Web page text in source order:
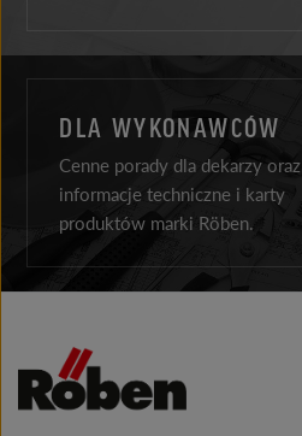
DLA WYKONAWCÓW
Cenne porady dla dekarzy oraz
informacje techniczne i karty
produktów marki Röben.